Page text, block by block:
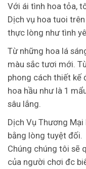
Với ái tình hoa tỏa,
Dịch vụ hoa tuoi
thực lòng như tình
Từ những hoa lá
màu sắc tươi mới.
phong cách thiết kế
hoa hầu như là 1
sâu lắng.
Dịch Vụ Thương
bằng lòng tuyệt đối.
Chúng chúng tôi sẽ
của người chơi đc